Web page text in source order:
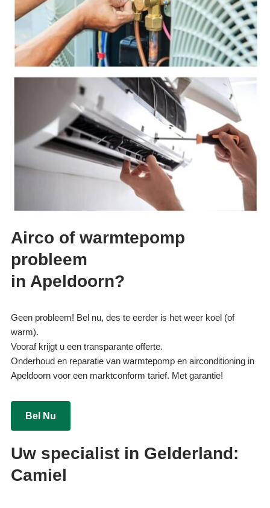
Airco of warmtepomp
probleem
in Apeldoorn?
Geen probleem! Bel nu, des te eerder is het weer koel (of
warm).
Vooraf krijgt u een transparante offerte.
Onderhoud en reparatie van warmtepomp en airconditioning in
Apeldoorn voor een marktconform tarief. Met garantie!
Bel Nu
Uw specialist in Gelderland:
Camiel